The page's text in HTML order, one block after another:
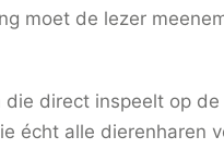
moet de lezer
direct inspeelt op
écht alle dierenharen